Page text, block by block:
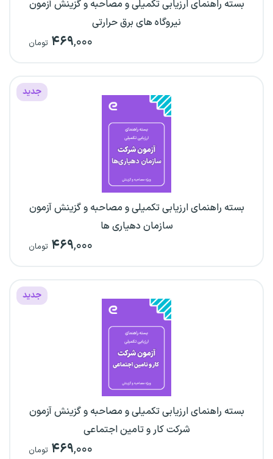
بسته راهنمای ارزیابی تکمیلی و مصاحبه و گزینش آزمون
نیروگاه های برق حرارتی
۴۶۹,۰۰۰ تومان
جدید
بسته راهنمای ارزیابی تکمیلی و مصاحبه و گزینش آزمون
سازمان دهیاری ها
۴۶۹,۰۰۰ تومان
جدید
بسته راهنمای ارزیابی تکمیلی و مصاحبه و گزینش آزمون
شرکت کار و تامین اجتماعی
۴۶۹,۰۰۰ تومان